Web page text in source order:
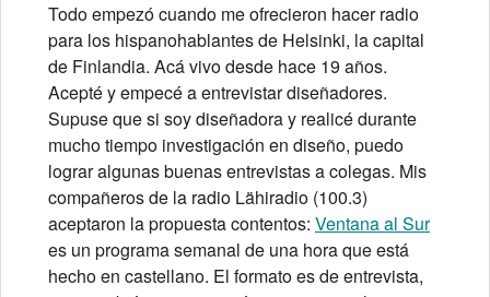
Todo empezó cuando me ofrecieron hacer radio
para los hispanohablantes de Helsinki, la capital
de Finlandia. Acá vivo desde hace 19 años.
Acepté y empecé a entrevistar diseñadores.
Supuse que si soy diseñadora y realicé durante
mucho tiempo investigación en diseño, puedo
lograr algunas buenas entrevistas a colegas. Mis
compañeros de la radio Lähiradio (100.3)
aceptaron la propuesta contentos: Ventana al Sur
es un programa semanal de una hora que está
hecho en castellano. El formato es de entrevista,